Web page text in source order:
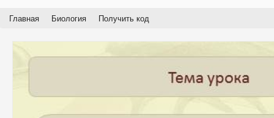
Главная Биология Получить код